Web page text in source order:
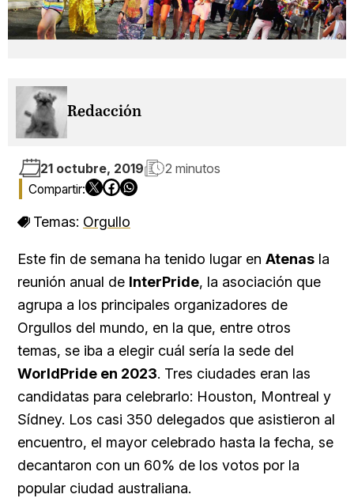
Redacción
21 octubre, 2019 2 minutos
Temas: Orgullo
Este fin de semana ha tenido lugar en Atenas la
reunión anual de InterPride, la asociación que
agrupa a los principales organizadores de
Orgullos del mundo, en la que, entre otros
temas, se iba a elegir cuál sería la sede del
WorldPride en 2023. Tres ciudades eran las
candidatas para celebrarlo: Houston, Montreal y
Sídney. Los casi 350 delegados que asistieron al
encuentro, el mayor celebrado hasta la fecha, se
decantaron con un 60% de los votos por la
popular ciudad australiana.